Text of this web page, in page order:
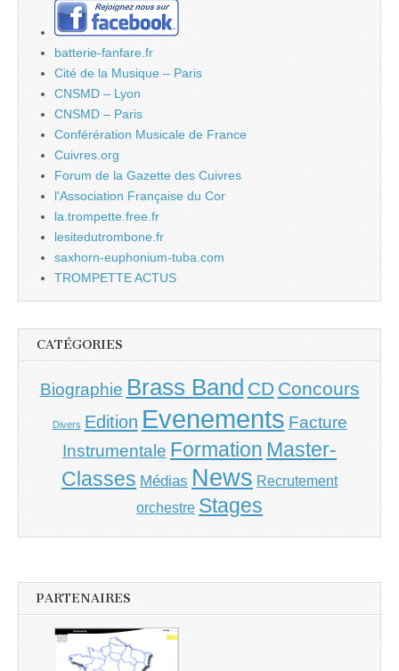
batterie-fanfare.fr
Cité de la Musique – Paris
CNSMD – Lyon
CNSMD – Paris
Conférération Musicale de France
Cuivres.org
Forum de la Gazette des Cuivres
l'Association Française du Cor
la.trompette.free.fr
lesitedutrombone.fr
saxhorn-euphonium-tuba.com
TROMPETTE ACTUS
CATÉGORIES
Biographie Brass Band CD Concours
Divers Edition Evenements Facture
Instrumentale Formation Master-
Classes Médias News Recrutement
orchestre Stages
PARTENAIRES